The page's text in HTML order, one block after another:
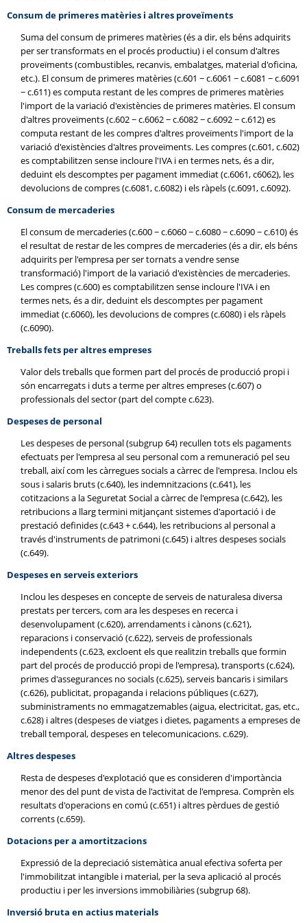
Consum de primeres matèries i altres proveïments
Suma del consum de primeres matèries (és a dir, els béns adquirits
per ser transformats en el procés productiu) i el consum d'altres
proveïments (combustibles, recanvis, embalatges, material d'oficina,
etc.). El consum de primeres matèries (c.601 − c.6061 − c.6081 − c.6091
− c.611) es computa restant de les compres de primeres matèries
l'import de la variació d'existències de primeres matèries. El consum
d'altres proveïments (c.602 − c.6062 − c.6082 − c.6092 − c.612) es
computa restant de les compres d'altres proveïments l'import de la
variació d'existències d'altres proveïments. Les compres (c.601, c.602)
es comptabilitzen sense incloure l'IVA i en termes nets, és a dir,
deduint els descomptes per pagament immediat (c.6061, c6062), les
devolucions de compres (c.6081, c.6082) i els ràpels (c.6091, c.6092).
Consum de mercaderies
El consum de mercaderies (c.600 − c.6060 − c.6080 − c.6090 − c.610) és
el resultat de restar de les compres de mercaderies (és a dir, els béns
adquirits per l'empresa per ser tornats a vendre sense
transformació) l'import de la variació d'existències de mercaderies.
Les compres (c.600) es comptabilitzen sense incloure l'IVA i en
termes nets, és a dir, deduint els descomptes per pagament
immediat (c.6060), les devolucions de compres (c.6080) i els ràpels
(c.6090).
Treballs fets per altres empreses
Valor dels treballs que formen part del procés de producció propi i
són encarregats i duts a terme per altres empreses (c.607) o
professionals del sector (part del compte c.623).
Despeses de personal
Les despeses de personal (subgrup 64) recullen tots els pagaments
efectuats per l'empresa al seu personal com a remuneració pel seu
treball, així com les càrregues socials a càrrec de l'empresa. Inclou els
sous i salaris bruts (c.640), les indemnitzacions (c.641), les
cotitzacions a la Seguretat Social a càrrec de l'empresa (c.642), les
retribucions a llarg termini mitjançant sistemes d'aportació i de
prestació definides (c.643 + c.644), les retribucions al personal a
través d'instruments de patrimoni (c.645) i altres despeses socials
(c.649).
Despeses en serveis exteriors
Inclou les despeses en concepte de serveis de naturalesa diversa
prestats per tercers, com ara les despeses en recerca i
desenvolupament (c.620), arrendaments i cànons (c.621),
reparacions i conservació (c.622), serveis de professionals
independents (c.623, excloent els que realitzin treballs que formin
part del procés de producció propi de l'empresa), transports (c.624),
primes d'assegurances no socials (c.625), serveis bancaris i similars
(c.626), publicitat, propaganda i relacions públiques (c.627),
subministraments no emmagatzemables (aigua, electricitat, gas, etc.,
c.628) i altres (despeses de viatges i dietes, pagaments a empreses de
treball temporal, despeses en telecomunicacions. c.629).
Altres despeses
Resta de despeses d'explotació que es consideren d'importància
menor des del punt de vista de l'activitat de l'empresa. Comprèn els
resultats d'operacions en comú (c.651) i altres pèrdues de gestió
corrents (c.659).
Dotacions per a amortitzacions
Expressió de la depreciació sistemàtica anual efectiva soferta per
l'immobilitzat intangible i material, per la seva aplicació al procés
productiu i per les inversions immobiliàries (subgrup 68).
Inversió bruta en actius materials